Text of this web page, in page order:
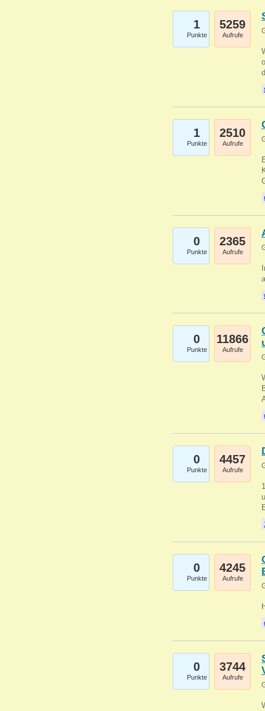
1
Punkte
5259
Aufrufe
1
Punkte
2510
Aufrufe
0
Punkte
2365
Aufrufe
0
Punkte
11866
Aufrufe
0
Punkte
4457
Aufrufe
0
Punkte
4245
Aufrufe
0
Punkte
3744
Aufrufe